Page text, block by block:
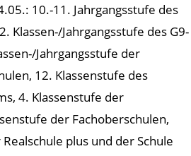
10.-11. Jahrgangsstufe des
Klassen-/Jahrgangsstufe des G9-
Jahrgangsstufe der
12. Klassenstufe des
4. Klassenstufe der
der Fachoberschulen,
plus und der Schule